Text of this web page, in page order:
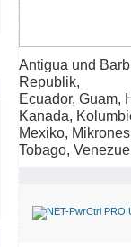
Antigua und
Republik,
Ecuador, Guam,
Kanada,
Mexiko,
Tobago,